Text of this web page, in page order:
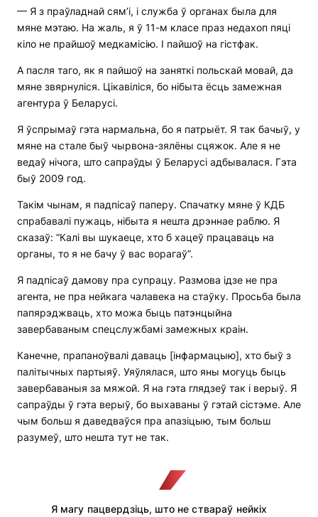
— Я з праўладнай сям’і, і служба ў органах была для
мяне мэтаю. На жаль, я ў 11-м класе праз недахоп пяці
кіло не прайшоў медкамісію. І пайшоў на гістфак.
А пасля таго, як я пайшоў на заняткі польскай мовай, да
мяне звярнуліся. Цікавіліся, бо нібыта ёсць замежная
агентура ў Беларусі.
Я ўспрымаў гэта нармальна, бо я патрыёт. Я так бачыў, у
мяне на стале быў чырвона-зялёны сцяжок. Але я не
ведаў нічога, што сапраўды ў Беларусі адбывалася. Гэта
быў 2009 год.
Такім чынам, я падпісаў паперу. Спачатку мяне ў КДБ
спрабавалі пужаць, нібыта я нешта дрэннае раблю. Я
сказаў: “Калі вы шукаеце, хто б хацеў працаваць на
органы, то я не бачу ў вас ворагаў”.
Я падпісаў дамову пра супрацу. Размова ідзе не пра
агента, не пра нейкага чалавека на стаўку. Просьба была
папярэджваць, хто можа быць патэнцыйна
завербаваным спецслужбамі замежных краін.
Канечне, прапаноўвалі даваць [інфармацыю], хто быў з
палітычных партыяў. Уяўлялася, што яны могуць быць
завербаваныя за мяжой. Я на гэта глядзеў так і верыў. Я
сапраўды ў гэта верыў, бо выхаваны ў гэтай сістэме. Але
чым больш я даведваўся пра апазіцыю, тым больш
разумеў, што нешта тут не так.
Я магу пацвердзіць, што не ствараў нейкіх